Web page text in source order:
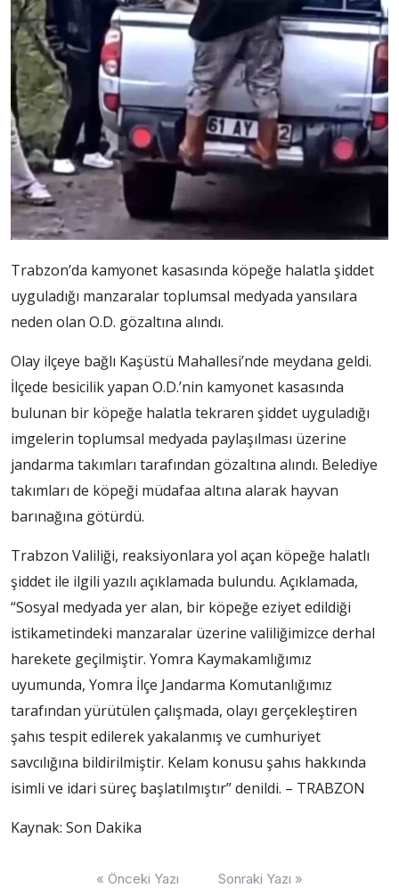
Trabzon’da kamyonet kasasında köpeğe halatla şiddet
uyguladığı manzaralar toplumsal medyada yansılara
neden olan O.D. gözaltına alındı.
Olay ilçeye bağlı Kaşüstü Mahallesi’nde meydana geldi.
İlçede besicilik yapan O.D.’nin kamyonet kasasında
bulunan bir köpeğe halatla tekraren şiddet uyguladığı
imgelerin toplumsal medyada paylaşılması üzerine
jandarma takımları tarafından gözaltına alındı. Belediye
takımları de köpeği müdafaa altına alarak hayvan
barınağına götürdü.
Trabzon Valiliği, reaksiyonlara yol açan köpeğe halatlı
şiddet ile ilgili yazılı açıklamada bulundu. Açıklamada,
“Sosyal medyada yer alan, bir köpeğe eziyet edildiği
istikametindeki manzaralar üzerine valiliğimizce derhal
harekete geçilmiştir. Yomra Kaymakamlığımız
uyumunda, Yomra İlçe Jandarma Komutanlığımız
tarafından yürütülen çalışmada, olayı gerçekleştiren
şahıs tespit edilerek yakalanmış ve cumhuriyet
savcılığına bildirilmiştir. Kelam konusu şahıs hakkında
isimli ve idari süreç başlatılmıştır” denildi. – TRABZON
Kaynak: Son Dakika
« Önceki Yazı Sonraki Yazı »